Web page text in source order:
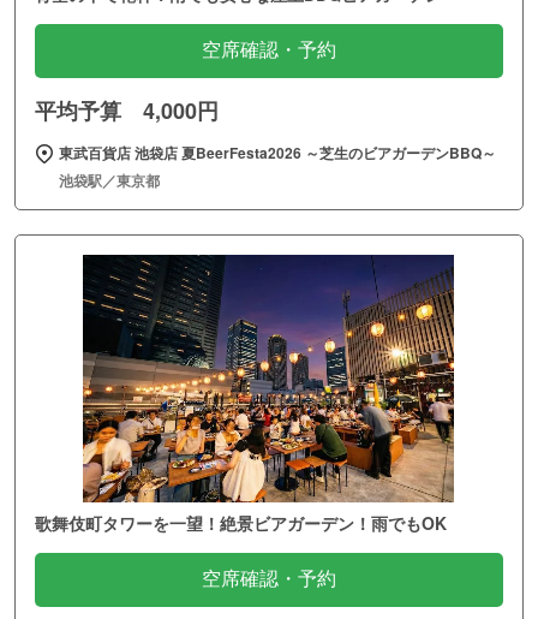
空席確認・予約
平均予算 4,000円
東武百貨店 池袋店 夏BeerFesta2026 ～芝生のビアガーデンBBQ～
池袋駅／東京都
歌舞伎町タワーを一望！絶景ビアガーデン！雨でもOK
空席確認・予約